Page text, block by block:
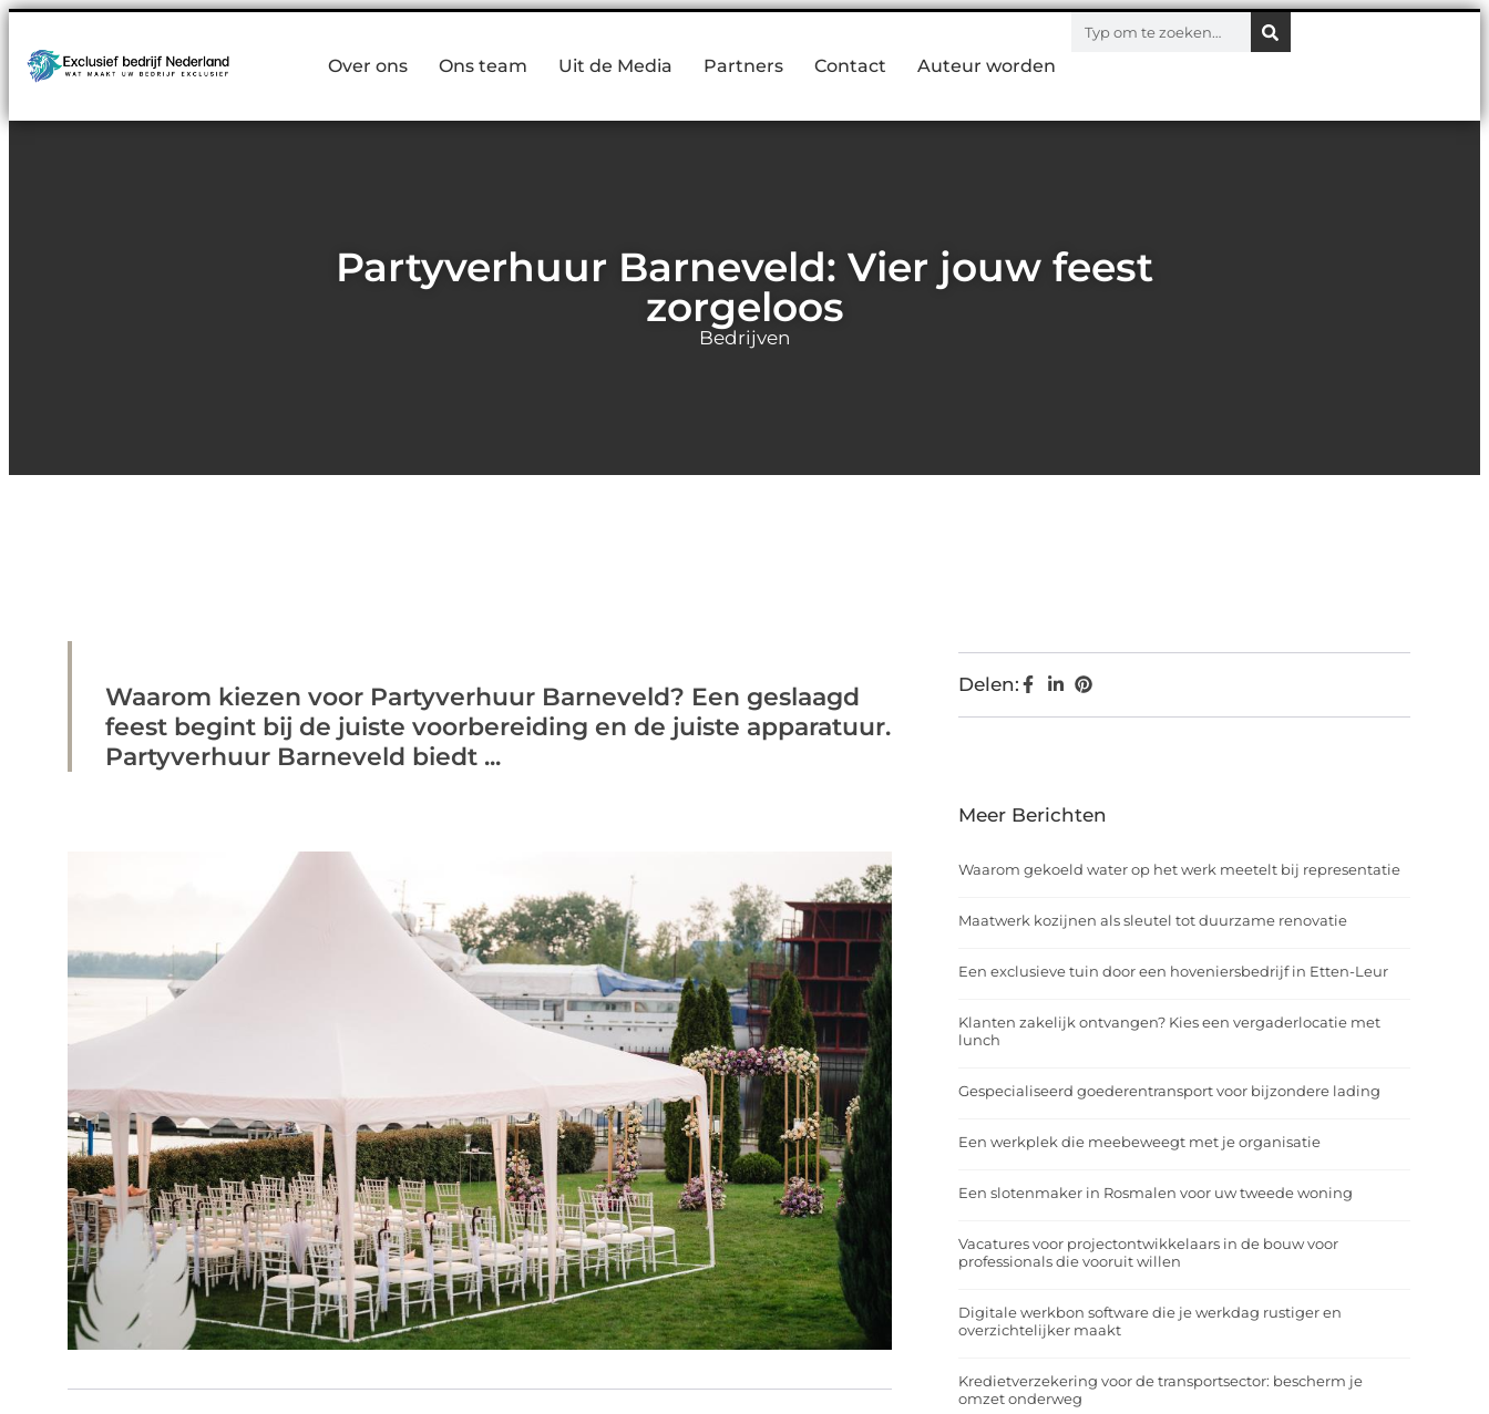
Over ons Ons team Uit de Media Partners Contact Auteur worden
Partyverhuur Barneveld: Vier jouw feest
zorgeloos
Bedrijven
Waarom kiezen voor Partyverhuur Barneveld? Een geslaagd
feest begint bij de juiste voorbereiding en de juiste apparatuur.
Partyverhuur Barneveld biedt ...
Delen:
Meer Berichten
Waarom gekoeld water op het werk meetelt bij representatie
Maatwerk kozijnen als sleutel tot duurzame renovatie
Een exclusieve tuin door een hoveniersbedrijf in Etten-Leur
Klanten zakelijk ontvangen? Kies een vergaderlocatie met
lunch
Gespecialiseerd goederentransport voor bijzondere lading
Een werkplek die meebeweegt met je organisatie
Een slotenmaker in Rosmalen voor uw tweede woning
Vacatures voor projectontwikkelaars in de bouw voor
professionals die vooruit willen
Digitale werkbon software die je werkdag rustiger en
overzichtelijker maakt
Kredietverzekering voor de transportsector: bescherm je
omzet onderweg